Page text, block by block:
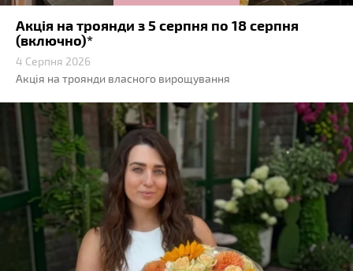
Акція на троянди з 5 серпня по 18 серпня
(включно)*
4 Серпня 2026
Акція на троянди власного вирощування